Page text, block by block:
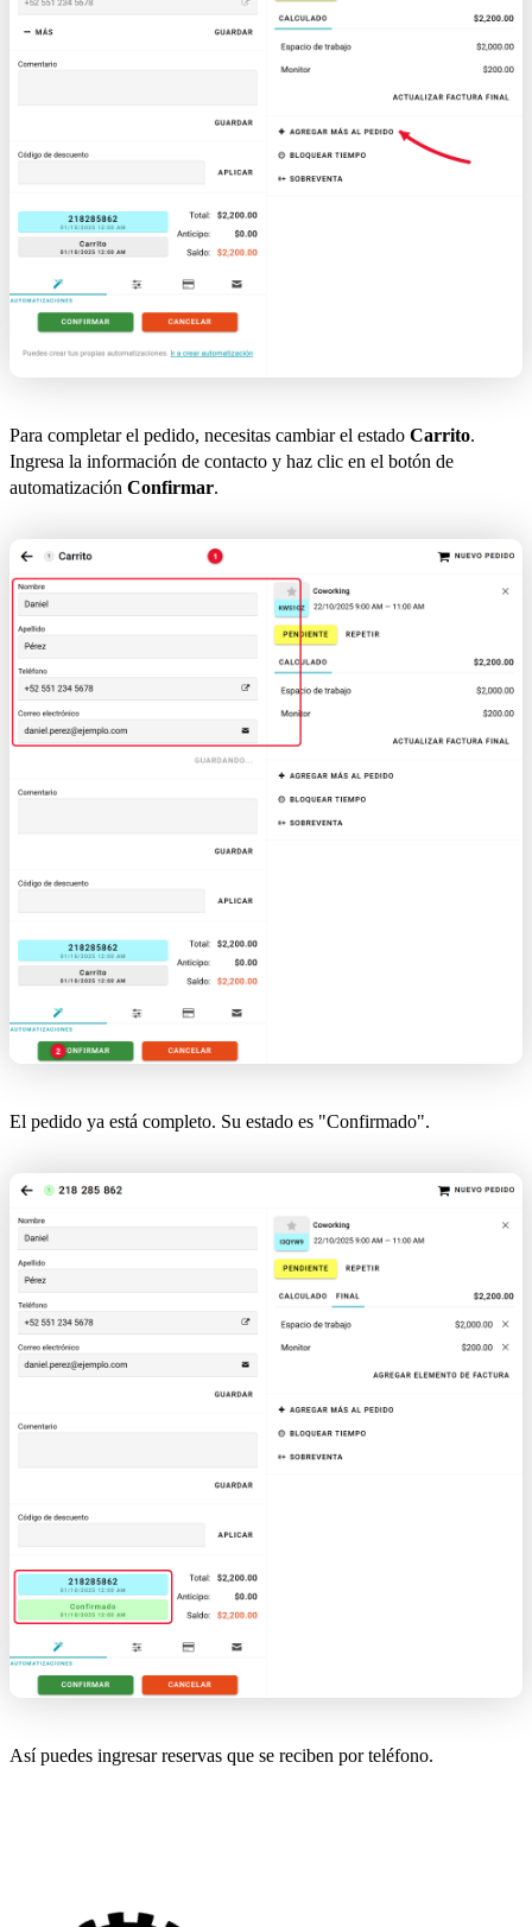
Para completar el pedido, necesitas cambiar el estado Carrito.
Ingresa la información de contacto y haz clic en el botón de
automatización Confirmar.
El pedido ya está completo. Su estado es "Confirmado".
Así puedes ingresar reservas que se reciben por teléfono.